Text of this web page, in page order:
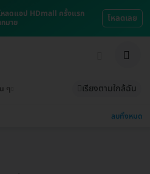
หลดแอป HDmall ครั้งแรก
มาย
โหลดเลย
ๆ เรียงตามใกล้ฉัน
ลบทั้งหมด